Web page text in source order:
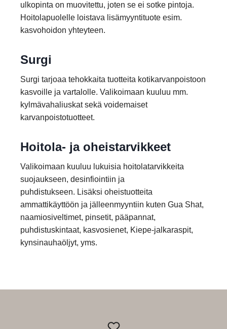
ulkopinta on muovitettu, joten se ei sotke pintoja.
Hoitolapuolelle loistava lisämyyntituote esim.
kasvohoidon yhteyteen.
Surgi
Surgi tarjoaa tehokkaita tuotteita kotikarvanpoistoon
kasvoille ja vartalolle. Valikoimaan kuuluu mm.
kylmävahaliuskat sekä voidemaiset
karvanpoistotuotteet.
Hoitola- ja oheistarvikkeet
Valikoimaan kuuluu lukuisia hoitolatarvikkeita
suojaukseen, desinfiointiin ja
puhdistukseen. Lisäksi oheistuotteita
ammattikäyttöön ja jälleenmyyntiin kuten Gua Shat,
naamiosiveltimet, pinsetit, pääpannat,
puhdistuskintaat, kasvosienet, Kiepe-jalkaraspit,
kynsinauhaöljyt, yms.